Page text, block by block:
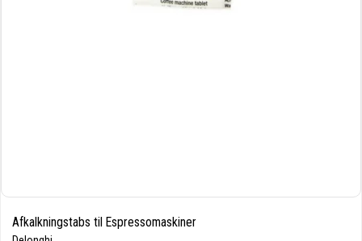
Afkalkningstabs til Espressomaskiner